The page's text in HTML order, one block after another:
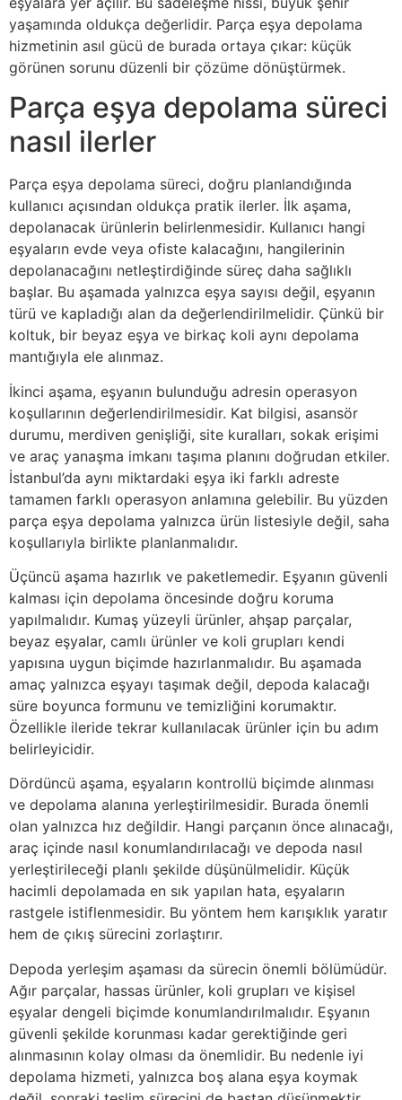
yaşamında oldukça değerlidir. Parça eşya depolama
hizmetinin asıl gücü de burada ortaya çıkar: küçük
görünen sorunu düzenli bir çözüme dönüştürmek.
Parça eşya depolama süreci
nasıl ilerler
Parça eşya depolama süreci, doğru planlandığında
kullanıcı açısından oldukça pratik ilerler. İlk aşama,
depolanacak ürünlerin belirlenmesidir. Kullanıcı hangi
eşyaların evde veya ofiste kalacağını, hangilerinin
depolanacağını netleştirdiğinde süreç daha sağlıklı
başlar. Bu aşamada yalnızca eşya sayısı değil, eşyanın
türü ve kapladığı alan da değerlendirilmelidir. Çünkü bir
koltuk, bir beyaz eşya ve birkaç koli aynı depolama
mantığıyla ele alınmaz.
İkinci aşama, eşyanın bulunduğu adresin operasyon
koşullarının değerlendirilmesidir. Kat bilgisi, asansör
durumu, merdiven genişliği, site kuralları, sokak erişimi
ve araç yanaşma imkanı taşıma planını doğrudan etkiler.
İstanbul’da aynı miktardaki eşya iki farklı adreste
tamamen farklı operasyon anlamına gelebilir. Bu yüzden
parça eşya depolama yalnızca ürün listesiyle değil, saha
koşullarıyla birlikte planlanmalıdır.
Üçüncü aşama hazırlık ve paketlemedir. Eşyanın güvenli
kalması için depolama öncesinde doğru koruma
yapılmalıdır. Kumaş yüzeyli ürünler, ahşap parçalar,
beyaz eşyalar, camlı ürünler ve koli grupları kendi
yapısına uygun biçimde hazırlanmalıdır. Bu aşamada
amaç yalnızca eşyayı taşımak değil, depoda kalacağı
süre boyunca formunu ve temizliğini korumaktır.
Özellikle ileride tekrar kullanılacak ürünler için bu adım
belirleyicidir.
Dördüncü aşama, eşyaların kontrollü biçimde alınması
ve depolama alanına yerleştirilmesidir. Burada önemli
olan yalnızca hız değildir. Hangi parçanın önce alınacağı,
araç içinde nasıl konumlandırılacağı ve depoda nasıl
yerleştirileceği planlı şekilde düşünülmelidir. Küçük
hacimli depolamada en sık yapılan hata, eşyaların
rastgele istiflenmesidir. Bu yöntem hem karışıklık yaratır
hem de çıkış sürecini zorlaştırır.
Depoda yerleşim aşaması da sürecin önemli bölümüdür.
Ağır parçalar, hassas ürünler, koli grupları ve kişisel
eşyalar dengeli biçimde konumlandırılmalıdır. Eşyanın
güvenli şekilde korunması kadar gerektiğinde geri
alınmasının kolay olması da önemlidir. Bu nedenle iyi
depolama hizmeti, yalnızca boş alana eşya koymak